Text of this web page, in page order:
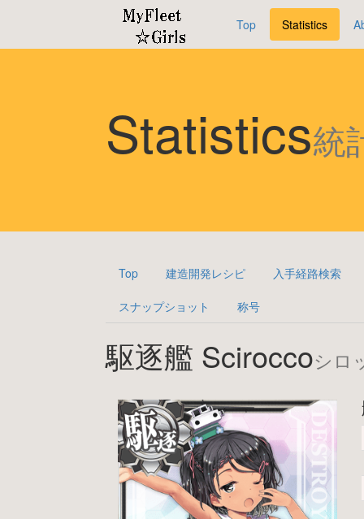
Top Statistics
Statistics統
Top 建造開発レシピ 入手経路検索
スナップショット 称号
駆逐艦 Sciroccoシロ